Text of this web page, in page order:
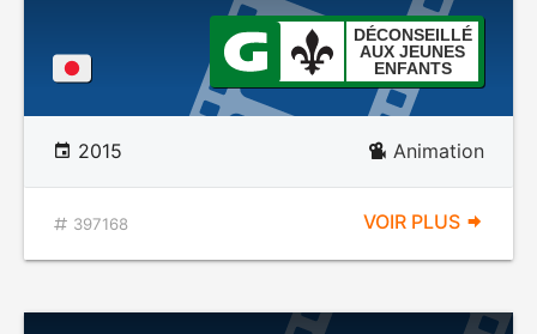
DÉCONSEILLÉ
AUX JEUNES
ENFANTS
2015 Animation
397168 VOIR PLUS